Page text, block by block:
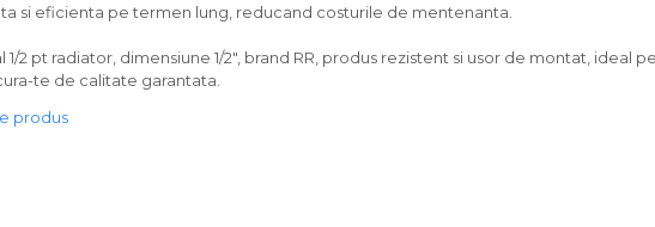
si eficienta pe termen lung, reducand costurile de mentenanta.
2 pt radiator, dimensiune 1/2", brand RR, produs rezistent si usor de montat, ideal
te de calitate garantata.
produs